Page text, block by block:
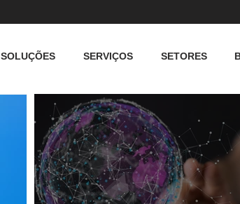
SOLUÇÕES SERVIÇOS SETORES